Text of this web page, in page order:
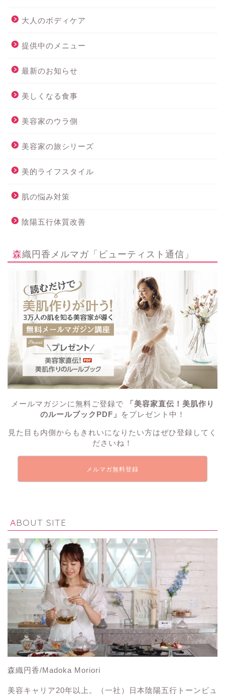
大人のボディケア
提供中のメニュー
最新のお知らせ
美しくなる食事
美容家のウラ側
美容家の旅シリーズ
美的ライフスタイル
肌の悩み対策
陰陽五行体質改善
森織円香メルマガ「ビューティスト通信」
メールマガジンに無料ご登録で
「美容家直伝！美肌作り
のルールブックPDF」
をプレゼント中！
見た目も内側からもきれいになりたい方はぜひ登録してく
ださいね！
メルマガ無料登録
ABOUT SITE
森織円香/Madoka Moriori
美容キャリア20年以上。（一社）日本陰陽五行トーンビュ